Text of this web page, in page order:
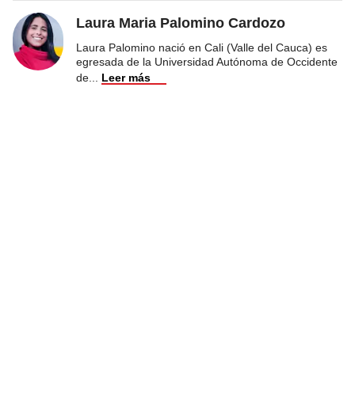
Laura Maria Palomino Cardozo
Laura Palomino nació en Cali (Valle del Cauca) es
egresada de la Universidad Autónoma de Occidente
de
Leer más